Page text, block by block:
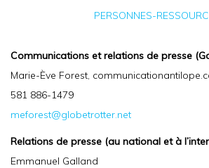
PERSONNES-
Communications et relations de presse
Marie-Ève Forest,
581 886-1479
meforest@globetrotter.net
Relations de presse (au national et à
Emmanuel Galland